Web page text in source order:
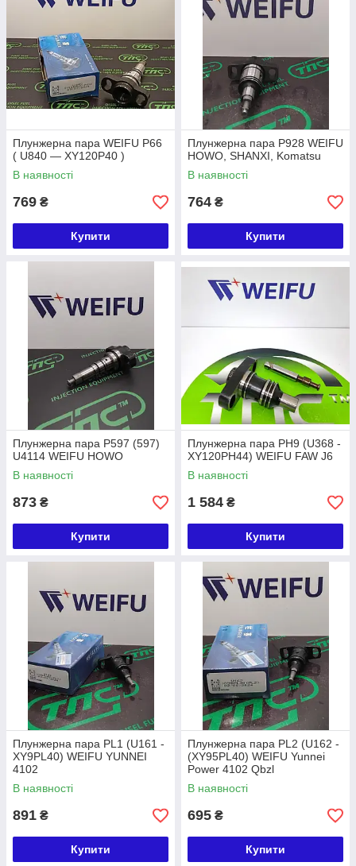
Плунжерна пара WEIFU P66
( U840 — XY120P40 )
В наявності
769 ₴
Купити
Плунжерна пара P928 WEIFU
HOWO, SHANXI, Komatsu
В наявності
764 ₴
Купити
Плунжерна пара P597 (597)
U4114 WEIFU HOWO
В наявності
873 ₴
Купити
Плунжерна пара PH9 (U368 -
XY120PH44) WEIFU FAW J6
В наявності
1 584 ₴
Купити
Плунжерна пара PL1 (U161 -
XY9PL40) WEIFU YUNNEI
4102
В наявності
891 ₴
Купити
Плунжерна пара PL2 (U162 -
(XY95PL40) WEIFU Yunnei
Power 4102 Qbzl
В наявності
695 ₴
Купити